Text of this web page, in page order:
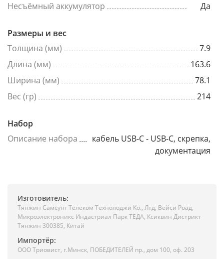
Несъёмный аккумулятор
Да
Размеры и вес
Толщина (мм)
7.9
Длина (мм)
163.6
Ширина (мм)
78.1
Вес (гр)
214
Набор
Описание набора
кабель USB-C - USB-C, скрепка,
документация
Изготовитель:
Тянжин Самсунг Телеком Технолоджи Ко., Лтд, Вейси Роад,
Микроэлектроникс Индастриал Парк ТЕДА, Ксиквин Дистрикт
Тянжин 300385, Китай
Импортёр:
ООО Триовист, г.Минск, ПОБЕДИТЕЛЕЙ пр., дом 100, оф. 203